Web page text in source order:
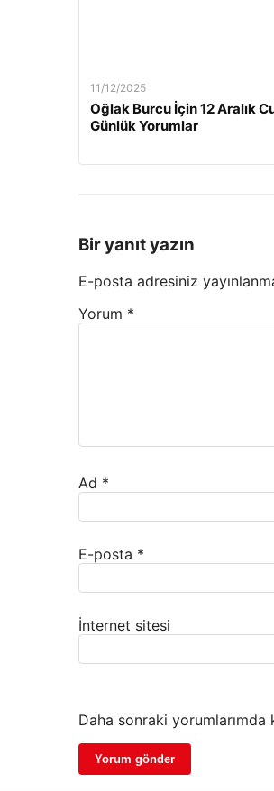
11/12/2025
Oğlak Burcu İçin 12 Aralık
Günlük Yorumlar
Bir yanıt yazın
E-posta adresiniz
Yorum *
Ad *
E-posta *
İnternet sitesi
Daha sonraki yorumlarımda